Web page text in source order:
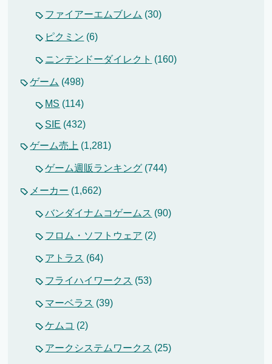
ファイアーエムブレム (30)
ピクミン (6)
ニンテンドーダイレクト (160)
ゲーム (498)
MS (114)
SIE (432)
ゲーム売上 (1,281)
ゲーム週販ランキング (744)
メーカー (1,662)
バンダイナムコゲームス (90)
フロム・ソフトウェア (2)
アトラス (64)
フライハイワークス (53)
マーベラス (39)
ケムコ (2)
アークシステムワークス (25)